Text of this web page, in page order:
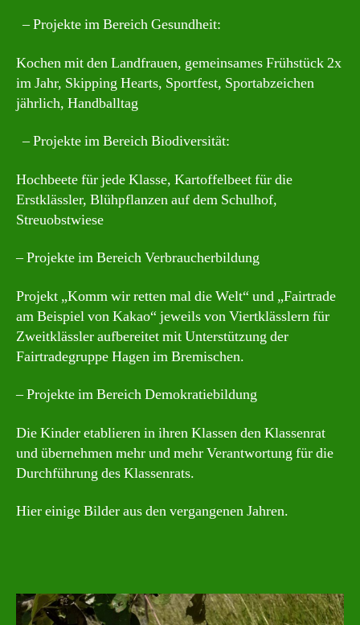
– Projekte im Bereich Gesundheit:
Kochen mit den Landfrauen, gemeinsames Frühstück 2x
im Jahr, Skipping Hearts, Sportfest, Sportabzeichen
jährlich, Handballtag
– Projekte im Bereich Biodiversität:
Hochbeete für jede Klasse, Kartoffelbeet für die
Erstklässler, Blühpflanzen auf dem Schulhof,
Streuobstwiese
– Projekte im Bereich Verbraucherbildung
Projekt „Komm wir retten mal die Welt“ und „Fairtrade
am Beispiel von Kakao“ jeweils von Viertklässlern für
Zweitklässler aufbereitet mit Unterstützung der
Fairtradegruppe Hagen im Bremischen.
– Projekte im Bereich Demokratiebildung
Die Kinder etablieren in ihren Klassen den Klassenrat
und übernehmen mehr und mehr Verantwortung für die
Durchführung des Klassenrats.
Hier einige Bilder aus den vergangenen Jahren.